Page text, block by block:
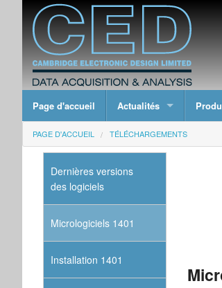
Page d'accueil Actualités
PAGE D'ACCUEIL TÉLÉCHARGEMENTS
Dernières versions
des logiciels
Micrologiciels 1401
Installation 1401